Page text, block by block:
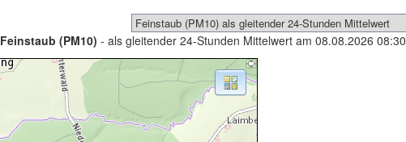
Feinstaub (PM10) - als gleitender 24-Stunden Mittelwert am 08.08.2026 08:30